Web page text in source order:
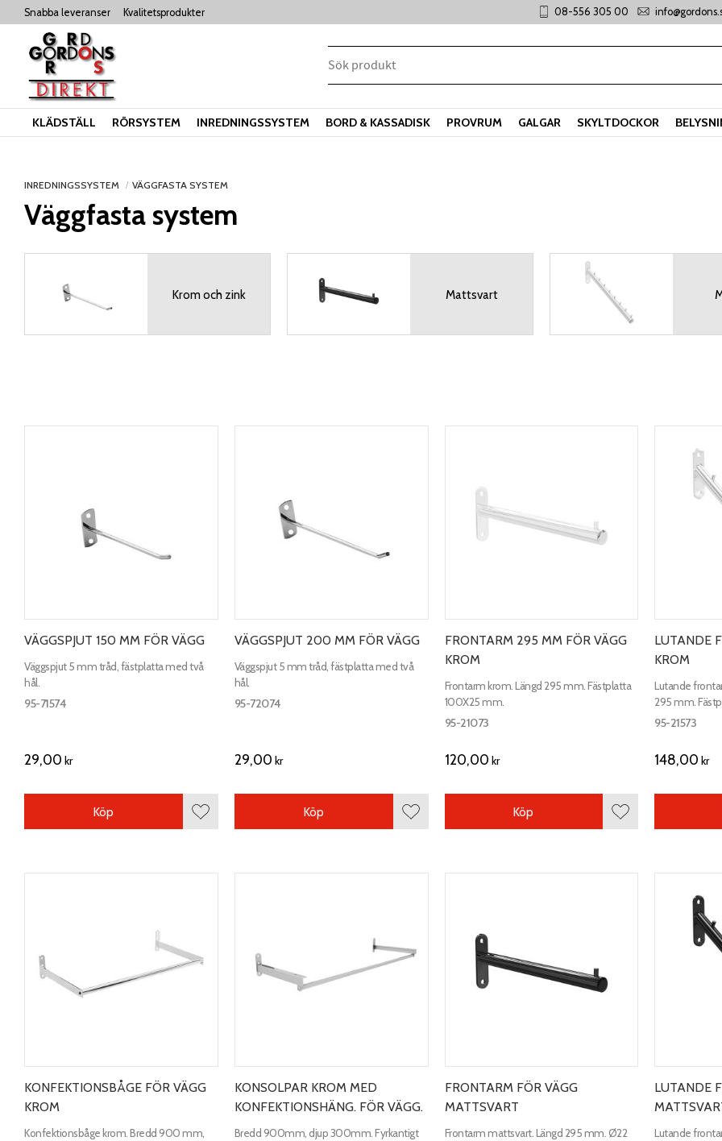
Snabba leveranser Kvalitetsprodukter 08-556 305 00
KLÄDSTÄLL RÖRSYSTEM INREDNINGSSYSTEM BORD & KASSADISK PROVRUM GALGAR SKYLTDOCKOR
INREDNINGSSYSTEM VÄGGFASTA SYSTEM
Väggfasta system
Krom och zink Mattsvart
VÄGGSPJUT 150 MM FÖR VÄGG
Väggspjut 5 mm tråd, fästplatta med två
hål.
95-71574
29,00 kr
Lägg till i favoriter
Köp
VÄGGSPJUT 200 MM FÖR VÄGG
Väggspjut 5 mm tråd, fästplatta med två
hål.
95-72074
29,00 kr
Lägg till i favoriter
Köp
FRONTARM 295 MM FÖR VÄGG
KROM
Frontarm krom. Längd 295 mm. Fästplatta
100X25 mm.
95-21073
120,00 kr
Lägg till i favoriter
Köp
LUTANDE
KROM
Lutande
295 mm.
95-21573
148,00 kr
KONFEKTIONSBÅGE FÖR VÄGG
KROM
Konfektionsbåge krom. Bredd 900 mm,
KONSOLPAR KROM MED
KONFEKTIONSHÄNG. FÖR VÄGG.
Bredd 900mm, djup 300mm. Fyrkantigt
FRONTARM FÖR VÄGG
MATTSVART
Frontarm mattsvart. Längd 295 mm. Ø22
LUTANDE
Lutande